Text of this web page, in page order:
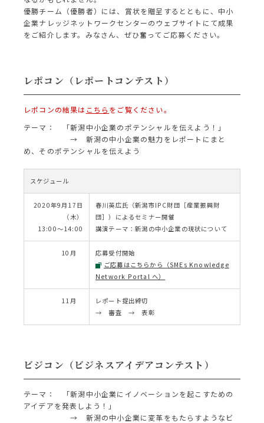
優勝チーム（優勝者）には、賞状を贈呈するとともに、中小
企業ナレッジネットワークセンターのウェブサイトにて成果
をご紹介します。みなさん、ぜひ奮ってご応募ください。
レポコン（レポートコンテスト）
レポコンの結果は こちら をご覧ください。
テーマ： 「新潟中小企業のポテンシャルを伝えよう！」
→ 新潟の中小企業の魅力をレポートにまと
め、そのポテンシャルを伝えよう
スケジュール
2020年9月17日
（木）
13:00～14:00
春川英広氏（新潟市IPC財団［産業振興財
団］）によるセミナー開催
講演テーマ：新潟の中小企業の現状について
10月
応募受付開始
ご応募はこちらから（SMEs Knowledge
Network Portal へ）
11月
レポート提出締切
→ 審査 → 表彰
ビジコン（ビジネスアイデアコンテスト）
テーマ： 「新潟中小企業にイノベーションを起こすための
アイデアを発表しよう！」
→ 新潟の中小企業に変革をもたらすようなビ